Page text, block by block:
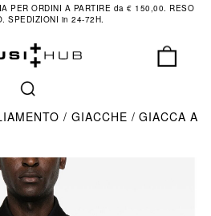
PER ORDINI A PARTIRE da € 150,00. RESO
SPEDIZIONI in 24-72H.
GIACCHE GIACCA A